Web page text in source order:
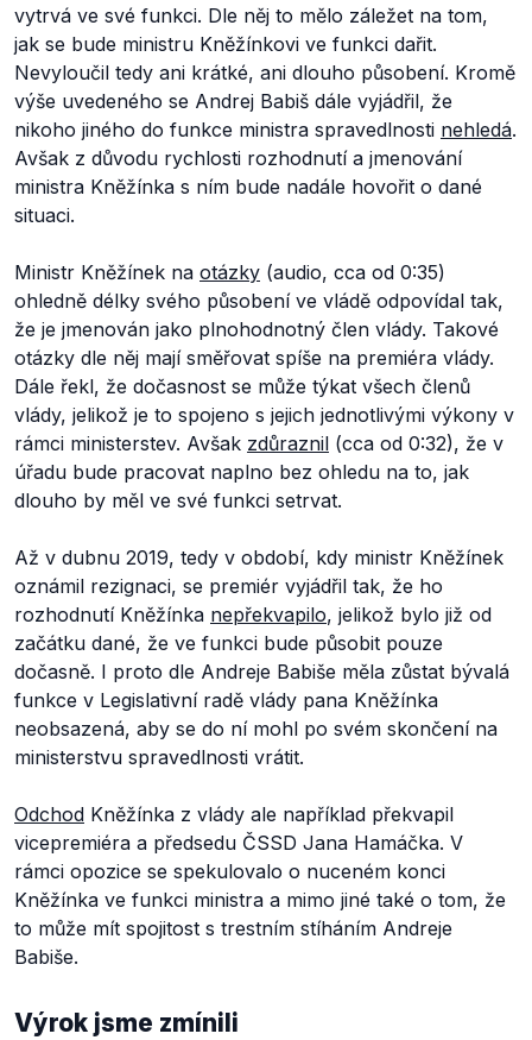
vytrvá ve své funkci. Dle něj to mělo záležet na tom,
jak se bude ministru Kněžínkovi ve funkci dařit.
Nevyloučil tedy ani krátké, ani dlouho působení. Kromě
výše uvedeného se Andrej Babiš dále vyjádřil, že
nikoho jiného do funkce ministra spravedlnosti nehledá.
Avšak z důvodu rychlosti rozhodnutí a jmenování
ministra Kněžínka s ním bude nadále hovořit o dané
situaci.
Ministr Kněžínek na otázky (audio, cca od 0:35)
ohledně délky svého působení ve vládě odpovídal tak,
že je jmenován jako plnohodnotný člen vlády. Takové
otázky dle něj mají směřovat spíše na premiéra vlády.
Dále řekl, že dočasnost se může týkat všech členů
vlády, jelikož je to spojeno s jejich jednotlivými výkony v
rámci ministerstev. Avšak zdůraznil (cca od 0:32), že v
úřadu bude pracovat naplno bez ohledu na to, jak
dlouho by měl ve své funkci setrvat.
Až v dubnu 2019, tedy v období, kdy ministr Kněžínek
oznámil rezignaci, se premiér vyjádřil tak, že ho
rozhodnutí Kněžínka nepřekvapilo, jelikož bylo již od
začátku dané, že ve funkci bude působit pouze
dočasně. I proto dle Andreje Babiše měla zůstat bývalá
funkce v Legislativní radě vlády pana Kněžínka
neobsazená, aby se do ní mohl po svém skončení na
ministerstvu spravedlnosti vrátit.
Odchod Kněžínka z vlády ale například překvapil
vicepremiéra a předsedu ČSSD Jana Hamáčka. V
rámci opozice se spekulovalo o nuceném konci
Kněžínka ve funkci ministra a mimo jiné také o tom, že
to může mít spojitost s trestním stíháním Andreje
Babiše.
Výrok jsme zmínili